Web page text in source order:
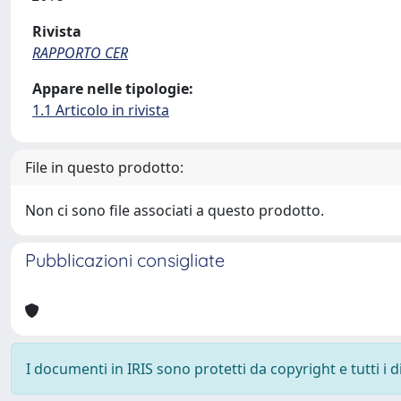
Rivista
RAPPORTO CER
Appare nelle tipologie:
1.1 Articolo in rivista
File in questo prodotto:
Non ci sono file associati a questo prodotto.
Pubblicazioni consigliate
I documenti in IRIS sono protetti da copyright e tutti i